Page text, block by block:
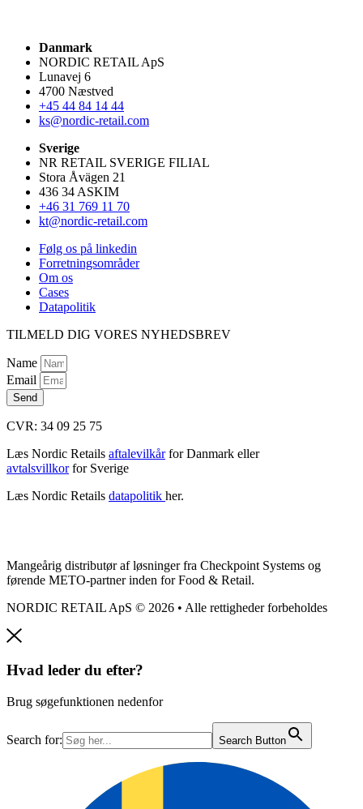
Danmark
NORDIC RETAIL ApS
Lunavej 6
4700 Næstved
+45 44 84 14 44
ks@nordic-retail.com
Sverige
NR RETAIL SVERIGE FILIAL
Stora Åvägen 21
436 34 ASKIM
+46 31 769 11 70
kt@nordic-retail.com
Følg os på linkedin
Forretningsområder
Om os
Cases
Datapolitik
TILMELD DIG VORES NYHEDSBREV
Name
Email
Send
CVR: 34 09 25 75
Læs Nordic Retails aftalevilkårfor Danmark eller
avtalsvillkorfor Sverige
Læs Nordic Retails datapolitik her.
Mangeårig distributør af løsninger fra Checkpoint Systems og
førende METO-partner inden for Food & Retail.
NORDIC RETAIL ApS © 2026 • Alle rettigheder forbeholdes
Hvad leder du efter?
Brug søgefunktionen nedenfor
Search for: Search Button